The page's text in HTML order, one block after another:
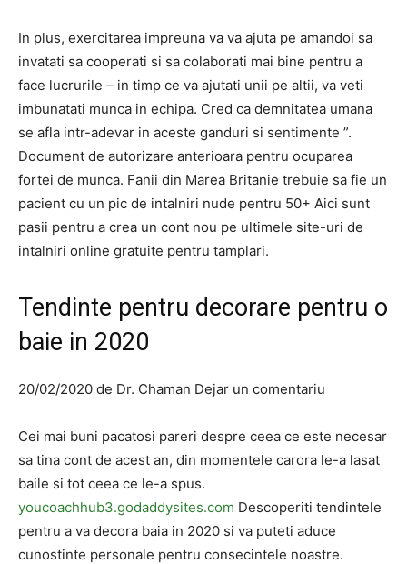
In plus, exercitarea impreuna va va ajuta pe amandoi sa
invatati sa cooperati si sa colaborati mai bine pentru a
face lucrurile – in timp ce va ajutati unii pe altii, va veti
imbunatati munca in echipa. Cred ca demnitatea umana
se afla intr-adevar in aceste ganduri si sentimente ”.
Document de autorizare anterioara pentru ocuparea
fortei de munca. Fanii din Marea Britanie trebuie sa fie un
pacient cu un pic de intalniri nude pentru 50+ Aici sunt
pasii pentru a crea un cont nou pe ultimele site-uri de
intalniri online gratuite pentru tamplari.
Tendinte pentru decorare pentru o
baie in 2020
20/02/2020 de Dr. Chaman Dejar un comentariu
Cei mai buni pacatosi pareri despre ceea ce este necesar
sa tina cont de acest an, din momentele carora le-a lasat
baile si tot ceea ce le-a spus.
youcoachhub3.godaddysites.com Descoperiti tendintele
pentru a va decora baia in 2020 si va puteti aduce
cunostinte personale pentru consecintele noastre.